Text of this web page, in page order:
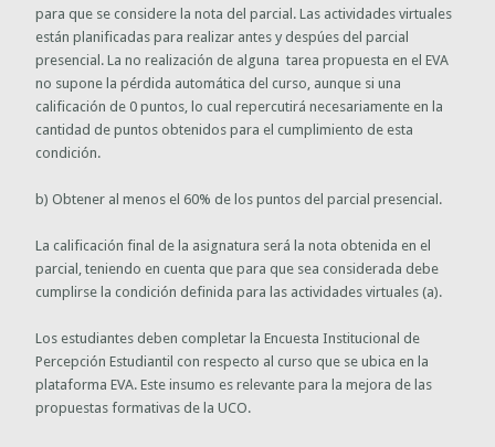
para que se considere la nota del parcial. Las actividades virtuales
están planificadas para realizar antes y despúes del parcial
presencial. La no realización de alguna tarea propuesta en el EVA
no supone la pérdida automática del curso, aunque si una
calificación de 0 puntos, lo cual repercutirá necesariamente en la
cantidad de puntos obtenidos para el cumplimiento de esta
condición.
b) Obtener al menos el 60% de los puntos del parcial presencial.
La calificación final de la asignatura será la nota obtenida en el
parcial, teniendo en cuenta que para que sea considerada debe
cumplirse la condición definida para las actividades virtuales (a).
Los estudiantes deben completar la Encuesta Institucional de
Percepción Estudiantil con respecto al curso que se ubica en la
plataforma EVA. Este insumo es relevante para la mejora de las
propuestas formativas de la UCO.